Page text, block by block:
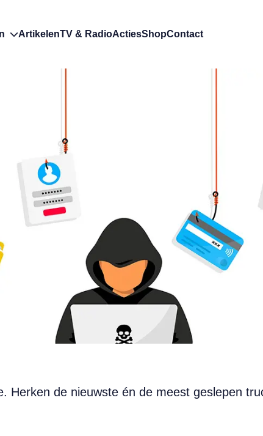
ArtikelenTV & RadioActiesShopContact
Herken de nieuwste én de meest geslepen